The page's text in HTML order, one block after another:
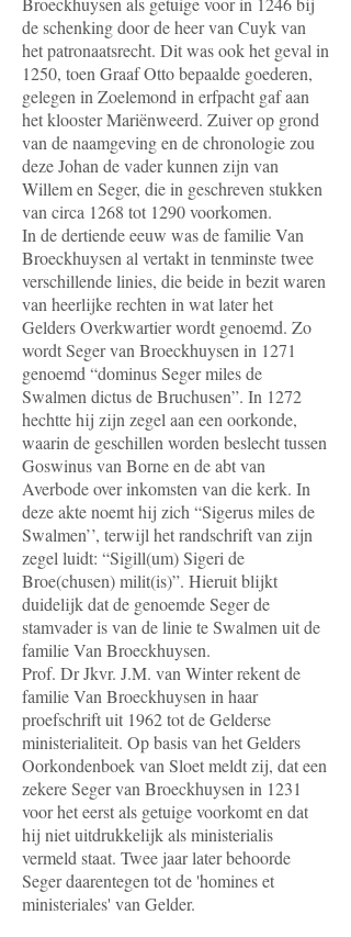
de schenking door de heer van Cuyk van
het patronaatsrecht. Dit was ook het geval in
1250, toen Graaf Otto bepaalde goederen,
gelegen in Zoelemond in erfpacht gaf aan
het klooster Mariënweerd. Zuiver op grond
van de naamgeving en de chronologie zou
deze Johan de vader kunnen zijn van
Willem en Seger, die in geschreven stukken
van circa 1268 tot 1290 voorkomen.
In de dertiende eeuw was de familie Van
Broeckhuysen al vertakt in tenminste twee
verschillende linies, die beide in bezit waren
van heerlijke rechten in wat later het
Gelders Overkwartier wordt genoemd. Zo
wordt Seger van Broeckhuysen in 1271
genoemd “dominus Seger miles de
Swalmen dictus de Bruchusen”. In 1272
hechtte hij zijn zegel aan een oorkonde,
waarin de geschillen worden beslecht tussen
Goswinus van Borne en de abt van
Averbode over inkomsten van die kerk. In
deze akte noemt hij zich “Sigerus miles de
Swalmen’’, terwijl het randschrift van zijn
zegel luidt: “Sigill(um) Sigeri de
Broe(chusen) milit(is)”. Hieruit blijkt
duidelijk dat de genoemde Seger de
stamvader is van de linie te Swalmen uit de
familie Van Broeckhuysen.
Prof. Dr Jkvr. J.M. van Winter rekent de
familie Van Broeckhuysen in haar
proefschrift uit 1962 tot de Gelderse
ministerialiteit. Op basis van het Gelders
Oorkondenboek van Sloet meldt zij, dat een
zekere Seger van Broeckhuysen in 1231
voor het eerst als getuige voorkomt en dat
hij niet uitdrukkelijk als ministerialis
vermeld staat. Twee jaar later behoorde
Seger daarentegen tot de 'homines et
ministeriales' van Gelder.